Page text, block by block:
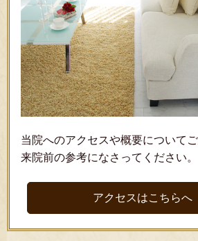
当院へのアクセスや概要について
来院前の参考になさってください。
アクセスはこちらへ